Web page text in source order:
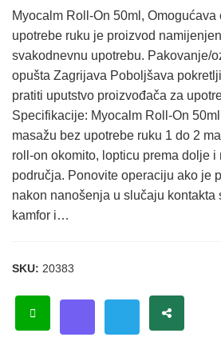
Myocalm Roll-On 50ml,
upotrebe ruku je proizvod
svakodnevnu upotrebu. Pakovanje/
opušta Zagrijava Poboljšava
pratiti uputstvo proizvođača za
Specifikacije: Myocalm Roll-On
masažu bez upotrebe ruku 1 do 2
roll-on okomito, lopticu prema dolje
područja. Ponovite operaciju ako je
nakon nanošenja u slučaju kontakta
kamfor i…
SKU: 20383